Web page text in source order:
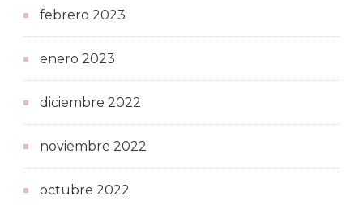
febrero 2023
enero 2023
diciembre 2022
noviembre 2022
octubre 2022